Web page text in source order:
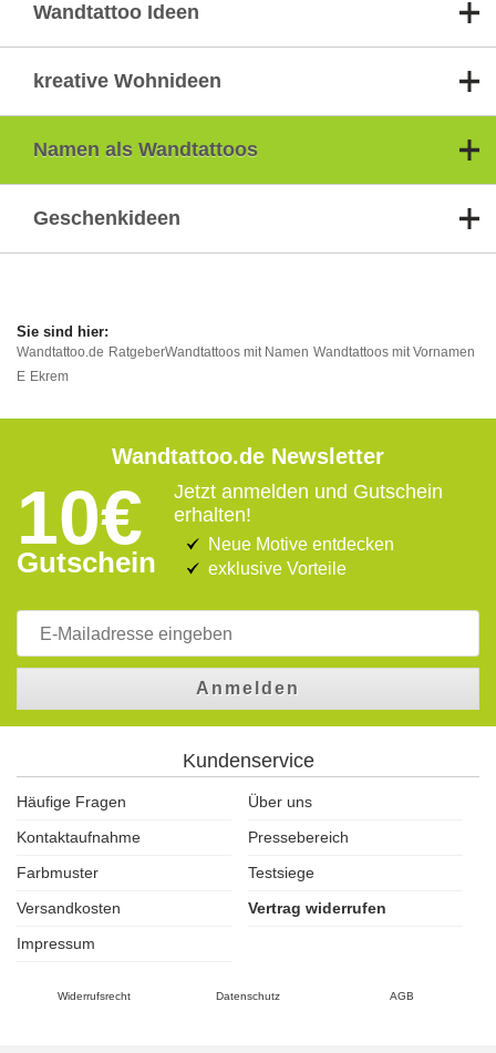
Wandtattoo Ideen
kreative Wohnideen
Namen als Wandtattoos
Geschenkideen
Wandtattoo.de RatgeberWandtattoos mit Namen Wandtattoos mit Vornamen
E Ekrem
Wandtattoo.de Newsletter
10€
Gutschein
Jetzt anmelden und Gutschein
erhalten!
Neue Motive entdecken
exklusive Vorteile
Anmelden
Kundenservice
Häufige Fragen
Über uns
Kontaktaufnahme
Pressebereich
Farbmuster
Testsiege
Versandkosten
Vertrag widerrufen
Impressum
Widerrufsrecht Datenschutz AGB